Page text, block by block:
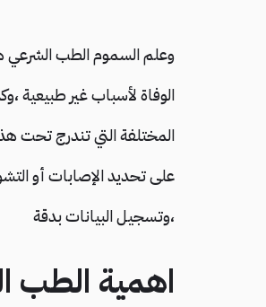
وعلم السموم الطب الشرعي
الوفاة لأسباب غير طبيعية
المختلفة التي تندرج تحت
على تحديد الإصابات أو
،وتسجيل البيانات بدقة
اهمية الطب